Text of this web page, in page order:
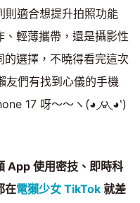
適合想提升拍照功能
輕薄攜帶，還是攝影性
選擇，不曉得看完這次
友們有找到心儀的手機
17 呀～～ヽ(́◕◞౪◟◕‵)
App 使用密技、即時科
在電獺少女 TikTok 就差